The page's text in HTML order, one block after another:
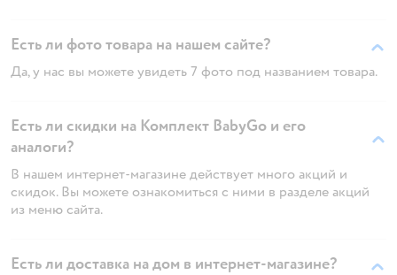
Есть ли фото товара на нашем сайте?
Да, у нас вы можете увидеть 7 фото под названием товара.
Есть ли скидки на Комплект BabyGо и его
аналоги?
В нашем интернет-магазине действует много акций и
скидок. Вы можете ознакомиться с ними в разделе акций
из меню сайта.
Есть ли доставка на дом в интернет-магазине?